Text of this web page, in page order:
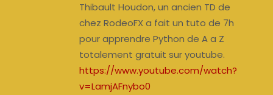
Thibault Houdon, un ancien TD de
chez RodeoFX a fait un tuto de 7h
pour apprendre Python de A a Z
totalement gratuit sur youtube.
https://www.youtube.com/watch?
v=LamjAFnybo0